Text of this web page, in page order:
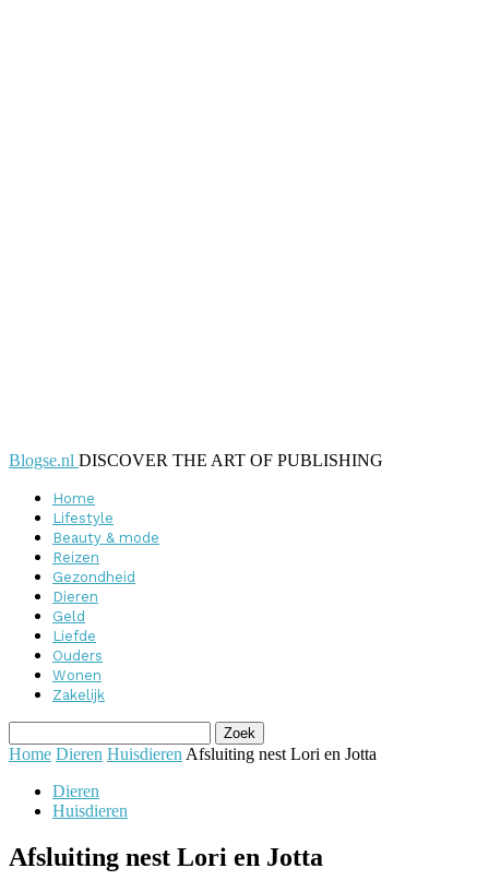
Blogse.nl DISCOVER THE ART OF PUBLISHING
Home
Lifestyle
Beauty & mode
Reizen
Gezondheid
Dieren
Geld
Liefde
Ouders
Wonen
Zakelijk
Home Dieren Huisdieren Afsluiting nest Lori en Jotta
Dieren
Huisdieren
Afsluiting nest Lori en Jotta